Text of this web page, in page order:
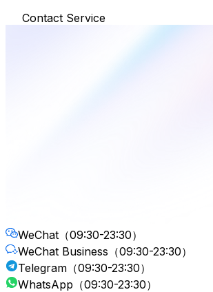
Contact Service
WeChat （09:30-23:30）
WeChat Business （09:30-23:30）
Telegram （09:30-23:30）
WhatsApp （09:30-23:30）